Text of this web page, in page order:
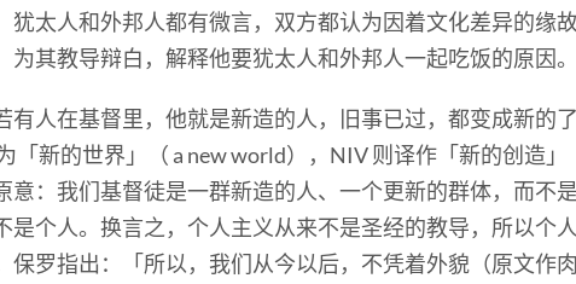
犹太人和外邦人都有微言，双方都认为因着文化差异的缘
为其教导辩白，解释他要犹太人和外邦人一起吃饭的原因。
有人在基督里，他就是新造的人，旧事已过，都变成新的
「新的世界」（ a new world），NIV 则译作「新的创造
意：我们基督徒是一群新造的人、一个更新的群体，而不是
是个人。换言之，个人主义从来不是圣经的教导，所以个
保罗指出：「所以，我们从今以后，不凭着外貌（原文作